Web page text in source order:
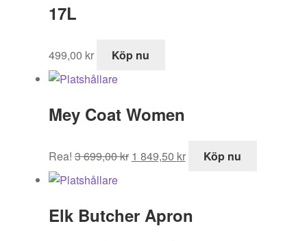
17L
499,00 kr Köp nu
Mey Coat Women
Rea! 3 699,00kr
ursprungliga
3
1 849,50 kr
nuvarande
1
Köp nu
Elk Butcher Apron